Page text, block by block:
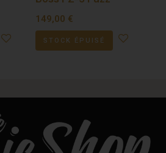
149,00 €
STOCK ÉPUISÉ